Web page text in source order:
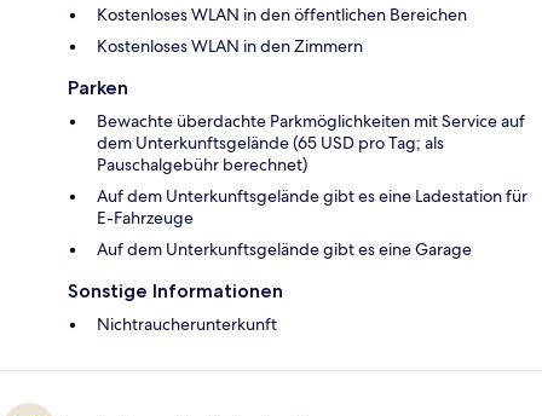
Kostenloses WLAN in den öffentlichen Bereichen
Kostenloses WLAN in den Zimmern
Parken
Bewachte überdachte Parkmöglichkeiten mit Service auf
dem Unterkunftsgelände (65 USD pro Tag; als
Pauschalgebühr berechnet)
Auf dem Unterkunftsgelände gibt es eine Ladestation für
E-Fahrzeuge
Auf dem Unterkunftsgelände gibt es eine Garage
Sonstige Informationen
Nichtraucherunterkunft